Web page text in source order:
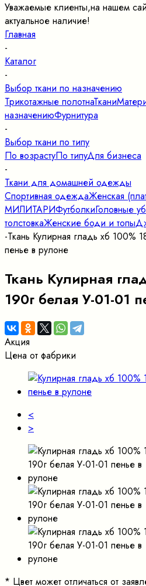
Уважаемые клиенты,на нашем
актуальное наличие!
Главная
-
Каталог
-
Выбор ткани по назначению
Трикотажные полотнаТкани
назначениюФурнитура
-
Выбор ткани по типу
По возрастуПо типуДля бизнеса
-
Ткани для домашней одежды
Спортивная одеждаЖенская
МИЛИТАРИФутболкиГоловные
толстовкаЖенские боди и топы
-Ткань Кулирная гладь хб 100%
пенье в рулоне
Ткань Кулирная
190г белая У-01-01
Акция
Цена от фабрики
<
>
* Цвет может отличаться от